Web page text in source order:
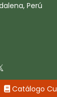
Perú
Catálogo